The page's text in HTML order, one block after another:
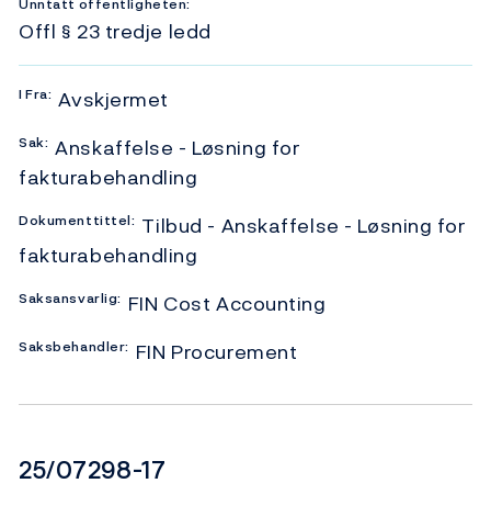
Unntatt offentligheten:
Offl § 23 tredje ledd
I Fra: Avskjermet
Sak: Anskaffelse - Løsning for
fakturabehandling
Dokumenttittel: Tilbud - Anskaffelse - Løsning for
fakturabehandling
Saksansvarlig: FIN Cost Accounting
Saksbehandler: FIN Procurement
Dokumentnummer
25/07298-17